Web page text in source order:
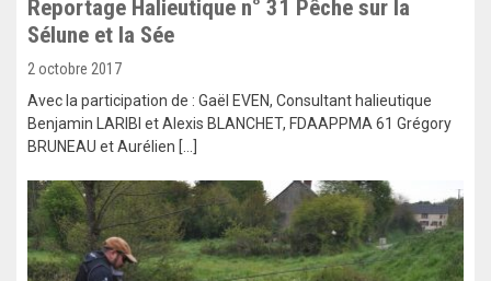
Reportage Halieutique n° 31 Pêche sur la
Sélune et la Sée
2 octobre 2017
Avec la participation de : Gaël EVEN, Consultant halieutique
Benjamin LARIBI et Alexis BLANCHET, FDAAPPMA 61 Grégory
BRUNEAU et Aurélien […]